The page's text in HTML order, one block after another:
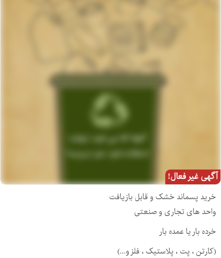
آگهی غیر فعال!
خرید پسماند خشک و قابل بازیافت
واحد های تجاری و صنعتی
خرده بار یا عمده بار
(کارتن ، پت ، پلاستیک ، فلز و...)